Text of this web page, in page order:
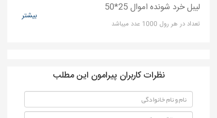
لیبل خرد شونده اموال 25*50
تعداد در هر رول 1000 عدد میباشد
بیشتر
نظرات کاربران پیرامون این مطلب